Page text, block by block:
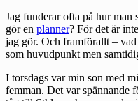
Jag funderar ofta på hur
gör en planner? För det är
jag gör. Och framförallt –
som huvudpunkt men
I torsdags var min son med
femman. Det var spännande